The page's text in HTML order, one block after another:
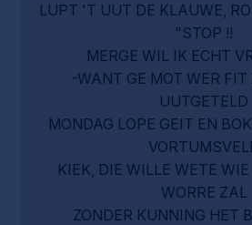
LUPT 'T UUT DE KLAUWE,
"STOP !!
MERGE WIL IK ECHT
-WANT GE MOT WER FIT
UUTGETELD
MONDAG LOPE GEIT EN
KIEK, DIE WILLE WETE
WORRE ZAL
ZONDER KUNNING HET